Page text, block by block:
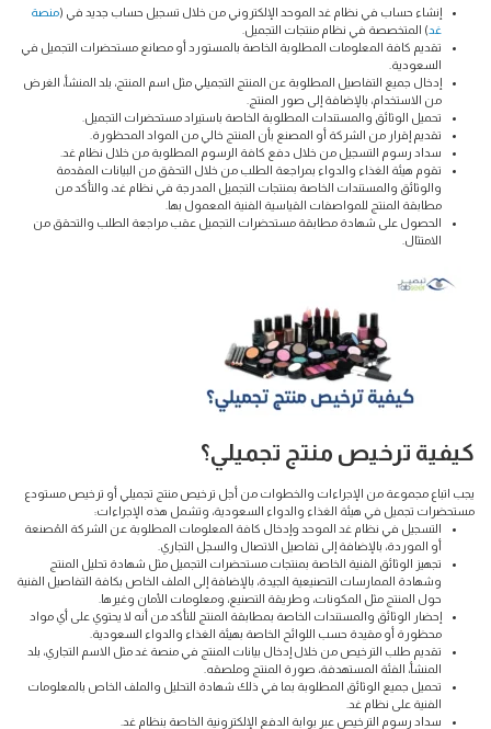
إنشاء حساب في نظام غد الموحد الإلكتروني من خلال تسجيل حساب جديد في (
منصة
) المتخصصة في نظام منتجات التجميل.
تقديم كافة المعلومات المطلوبة الخاصة بالمستورد أو مصانع مستحضرات التجميل في
السعودية.
إدخال جميع التفاصيل المطلوبة عن المنتج التجميلي مثل اسم المنتج، بلد المنشأ، الغرض
من الاستخدام، بالإضافة إلى صور المنتج.
تحميل الوثائق والمستندات المطلوبة الخاصة باستيراد مستحضرات التجميل.
تقديم إقرار من الشركة أو المصنع بأن المنتج خالي من المواد المحظورة.
سداد رسوم التسجيل من خلال دفع كافة الرسوم المطلوبة من خلال نظام غد.
تقوم هيئة الغذاء والدواء بمراجعة الطلب من خلال التحقق من البيانات المقدمة
والوثائق والمستندات الخاصة بمنتجات التجميل المدرجة في نظام غد، والتأكد من
مطابقة المنتج للمواصفات القياسية الفنية المعمول بها.
الحصول على شهادة مطابقة مستحضرات التجميل عقب مراجعة الطلب والتحقق من
الامتثال.
كيفية ترخيص منتج تجميلي؟
يجب اتباع مجموعة من الإجراءات والخطوات من أجل ترخيص منتج تجميلي أو ترخيص مستودع
مستحضرات تجميل في هيئة الغذاء والدواء السعودية، وتشمل هذه الإجراءات:
التسجيل في نظام غد الموحد وإدخال كافة المعلومات المطلوبة عن الشركة المُصنعة
أو الموردة، بالإضافة إلى تفاصيل الاتصال والسجل التجاري.
تجهيز الوثائق الفنية الخاصة بمنتجات مستحضرات التجميل مثل شهادة تحليل المنتج
وشهادة الممارسات التصنيعية الجيدة، بالإضافة إلى الملف الخاص بكافة التفاصيل الفنية
حول المنتج مثل المكونات، وطريقة التصنيع، ومعلومات الأمان وغيرها.
إحضار الوثائق والمستندات الخاصة بمطابقة المنتج للتأكد من أنه لا يحتوي على أي مواد
محظورة أو مقيدة حسب اللوائح الخاصة بهيئة الغذاء والدواء السعودية.
تقديم طلب الترخيص من خلال إدخال بيانات المنتج في منصة غد مثل الاسم التجاري، بلد
المنشأ، الفئة المستهدفة، صورة المنتج وملصقه.
تحميل جميع الوثائق المطلوبة بما في ذلك شهادة التحليل والملف الخاص بالمعلومات
الفنية على نظام غد.
سداد رسوم الترخيص عبر بوابة الدفع الإلكترونية الخاصة بنظام غد.